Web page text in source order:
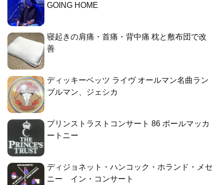
GOING HOME
寝起きの肩痛・首痛・背中痛 枕と敷布団で改
善
ディッキーベッツ ライヴ オールマン名曲ラン
ブルマン、ジェシカ
プリンストラストコンサート 86 ポールマッカ
ートニー
ディジョネット・ハンコック・ホランド・メセ
ニー イン・コンサート